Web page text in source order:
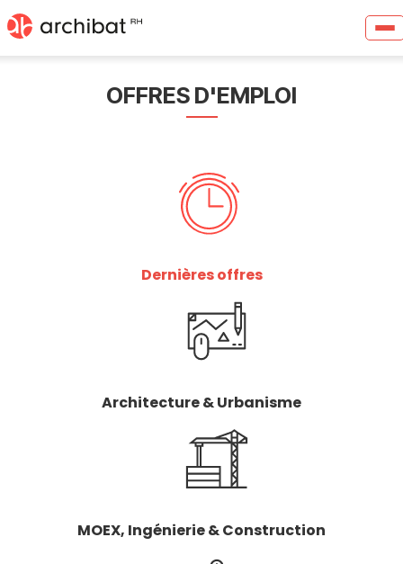
OFFRES D'EMPLOI
Dernières offres
Architecture & Urbanisme
MOEX, Ingénierie & Construction